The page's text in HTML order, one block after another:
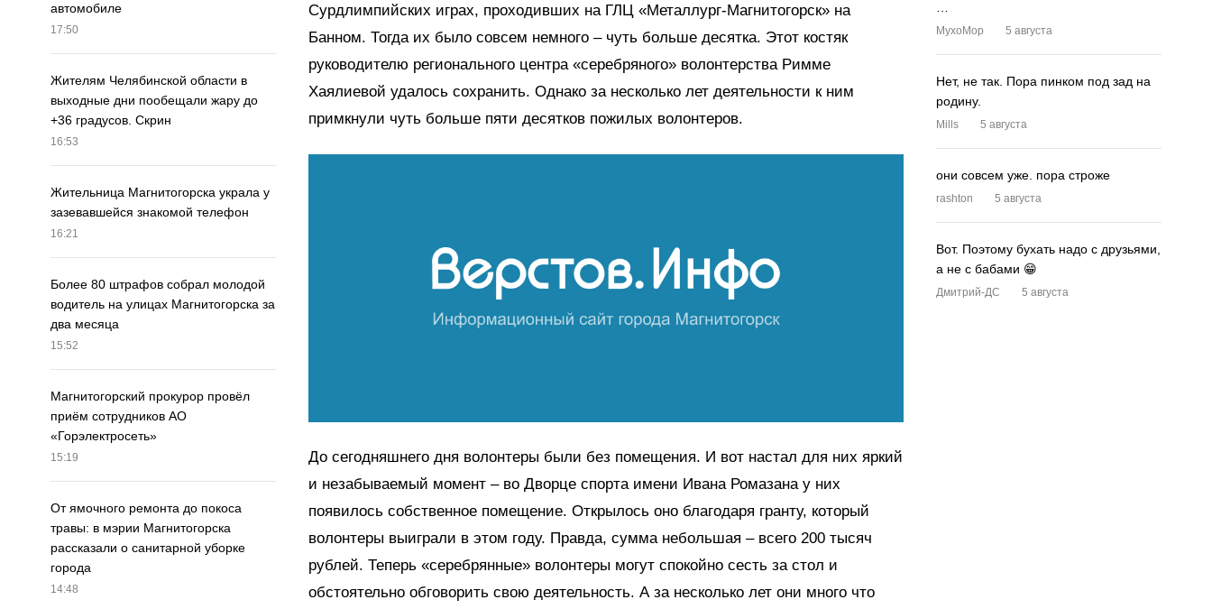
автомобиле
17:50
Жителям Челябинской области в
выходные дни пообещали жару до
+36 градусов. Скрин
16:53
Жительница Магнитогорска украла у
зазевавшейся знакомой телефон
16:21
Более 80 штрафов собрал молодой
водитель на улицах Магнитогорска за
два месяца
15:52
Магнитогорский прокурор провёл
приём сотрудников АО
«Горэлектросеть»
15:19
От ямочного ремонта до покоса
травы: в мэрии Магнитогорска
рассказали о санитарной уборке
города
14:48
Сурдлимпийских играх, проходивших на ГЛЦ «Металлург-Магнитогорск» на
Банном. Тогда их было совсем немного – чуть больше десятка. Этот костяк
руководителю регионального центра «серебряного» волонтерства Римме
Хаялиевой удалось сохранить. Однако за несколько лет деятельности к ним
примкнули чуть больше пяти десятков пожилых волонтеров.
До сегодняшнего дня волонтеры были без помещения. И вот настал для них яркий
и незабываемый момент – во Дворце спорта имени Ивана Ромазана у них
появилось собственное помещение. Открылось оно благодаря гранту, который
волонтеры выиграли в этом году. Правда, сумма небольшая – всего 200 тысяч
рублей. Теперь «серебрянные» волонтеры могут спокойно сесть за стол и
обстоятельно обговорить свою деятельность. А за несколько лет они много что
MyxoMop 5 августа
Нет, не так. Пора пинком под зад на
родину.
Mills 5 августа
они совсем уже. пора строже
rashton 5 августа
Вот. Поэтому бухать надо с друзьями,
а не с бабами 😁
Дмитрий-ДС 5 августа